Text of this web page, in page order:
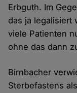
Erbguth. Im
das ja legalisiert
viele Patienten
ohne das dann
Birnbacher
Sterbefastens